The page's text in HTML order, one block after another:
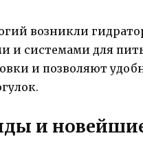
возникли
системами для
и позволяют
и